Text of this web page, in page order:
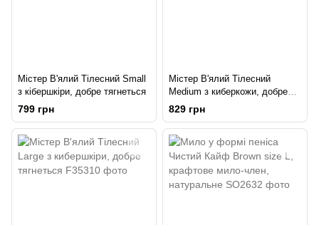
Містер В'ялий Тілесний Small
з кібершкіри, добре тягнеться
799 грн
Містер В'ялий Тілесний
Medium з киберкожи, добре
тягнеться
829 грн